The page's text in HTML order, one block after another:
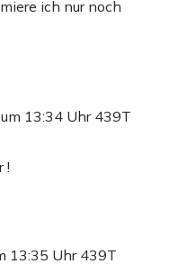
ich nur noch
13:34 Uhr 439T
!
13:35 Uhr 439T